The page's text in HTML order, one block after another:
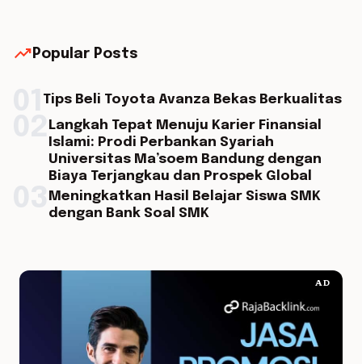
trending_up Popular Posts
Tips Beli Toyota Avanza Bekas Berkualitas
Langkah Tepat Menuju Karier Finansial
Islami: Prodi Perbankan Syariah
Universitas Ma’soem Bandung dengan
Biaya Terjangkau dan Prospek Global
Meningkatkan Hasil Belajar Siswa SMK
dengan Bank Soal SMK
AD